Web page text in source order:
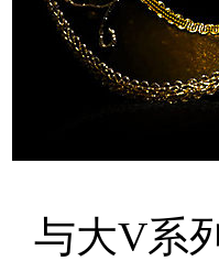
与大V系